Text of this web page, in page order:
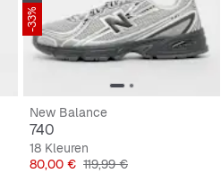
-33%
New Balance
740
18 Kleuren
Prijs
80,00 € Originele Prijs
119,99 €